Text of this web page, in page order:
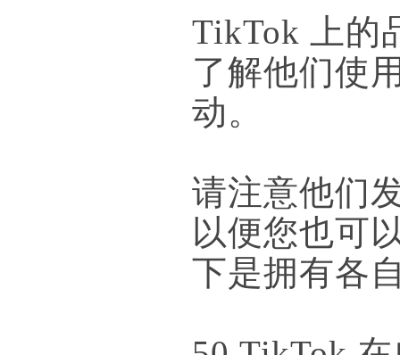
TikTok 上的
了解他们使
动。
请注意他们
以便您也可
下是拥有各